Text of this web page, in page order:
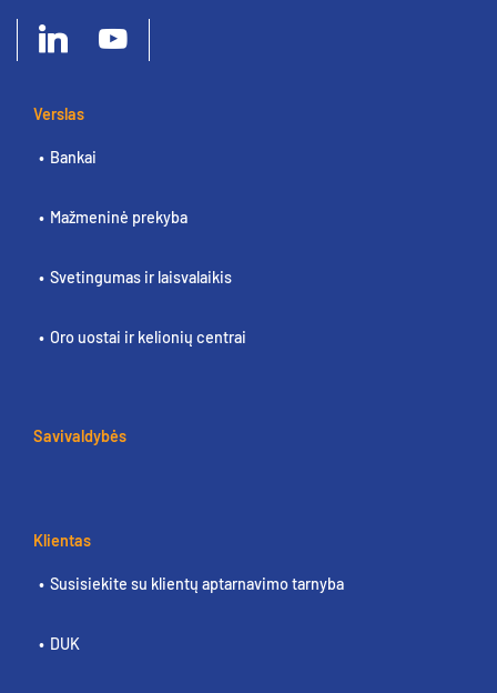
Verslas
Bankai
Mažmeninė prekyba
Svetingumas ir laisvalaikis
Oro uostai ir kelionių centrai
Savivaldybės
Klientas
Susisiekite su klientų aptarnavimo tarnyba
DUK